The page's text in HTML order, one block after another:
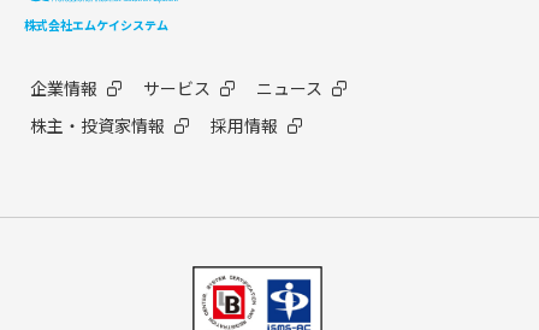
株式会社エムケイシステム
企業情報 サービス
ニュース
株主・投資家情報
採用情報